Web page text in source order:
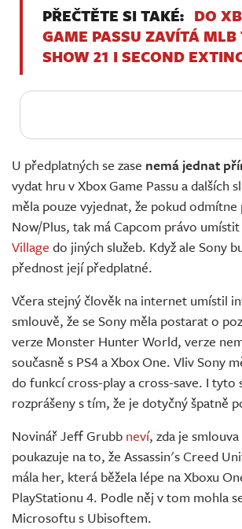
PŘEČTĚTE SI TAKÉ: DO
GAME PASSU ZAVÍTÁ MLB
SHOW 21 I SECOND
U předplatných se zase nemá jednat
vydat hru v Xbox Game Passu a dalších
měla pouze vyjednat, že pokud
Now/Plus, tak má Capcom právo umístit
Village do jiných služeb. Když ale Sony
přednost její předplatné.
Včera stejný člověk na internet umístil
smlouvě, že se Sony měla postarat o
verze Monster Hunter World, verze
současně s PS4 a Xbox One. Vliv Sony
do funkcí cross-play a cross-save. I tyto
rozprášeny s tím, že je dotyčný špatně
Novinář Jeff Grubb neví, zda je
poukazuje na to, že Assassin's Creed
mála her, která běžela lépe na Xboxu
PlayStationu 4. Podle něj v tom mohla
Microsoftu s Ubisoftem.